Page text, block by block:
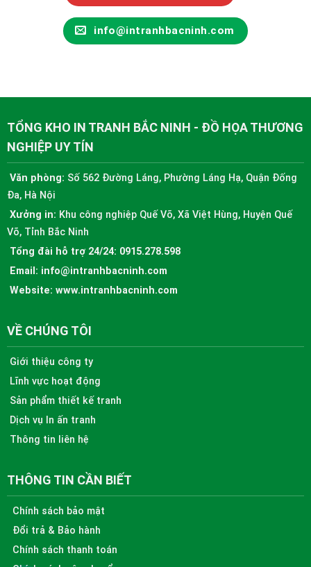
info@intranhbacninh.com
TỔNG KHO IN TRANH BẮC NINH - ĐỒ HỌA THƯƠNG
NGHIỆP UY TÍN
Văn phòng: Số 562 Đường Láng, Phường Láng Hạ, Quận Đống
Đa, Hà Nội
Xưởng in: Khu công nghiệp Quế Võ, Xã Việt Hùng, Huyện Quế
Võ, Tỉnh Bắc Ninh
Tổng đài hỗ trợ 24/24: 0915.278.598
Email: info@intranhbacninh.com
Website: www.intranhbacninh.com
VỀ CHÚNG TÔI
Giới thiệu công ty
Lĩnh vực hoạt động
Sản phẩm thiết kế tranh
Dịch vụ In ấn tranh
Thông tin liên hệ
THÔNG TIN CẦN BIẾT
Chính sách bảo mật
Đổi trả & Bảo hành
Chính sách thanh toán